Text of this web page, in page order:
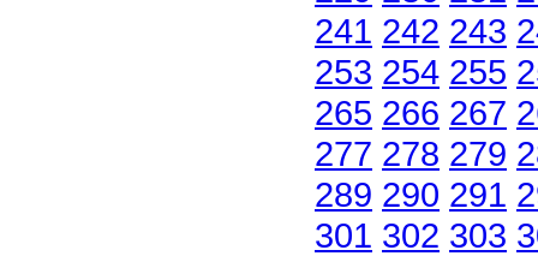
241 242 243
253 254 255
265 266 267
277 278 279
289 290 291
301 302 303